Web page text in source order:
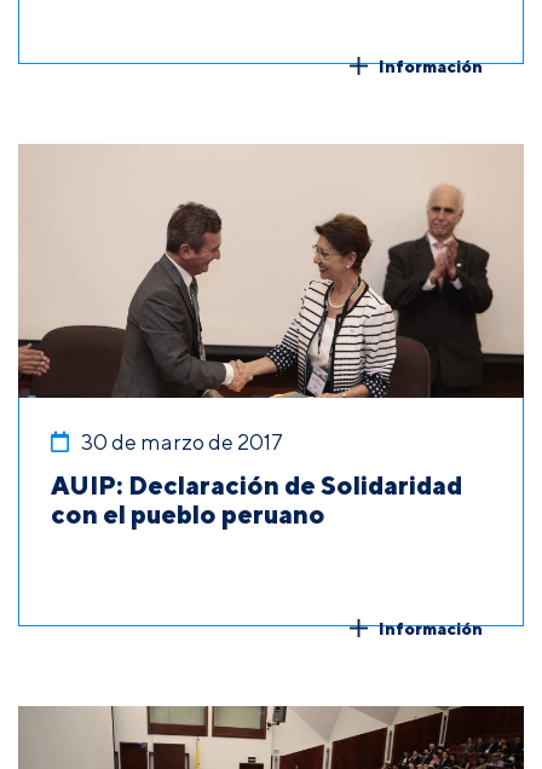
Información
30 de marzo de 2017
AUIP: Declaración de Solidaridad
con el pueblo peruano
Información